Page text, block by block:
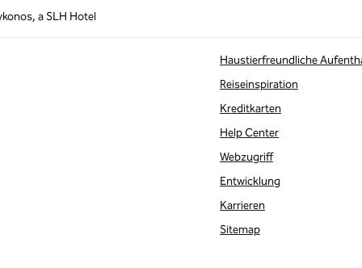
a SLH Hotel
Haustierfreundliche
Reiseinspiration
Kreditkarten
Help Center
Webzugriff
Entwicklung
Karrieren
Sitemap